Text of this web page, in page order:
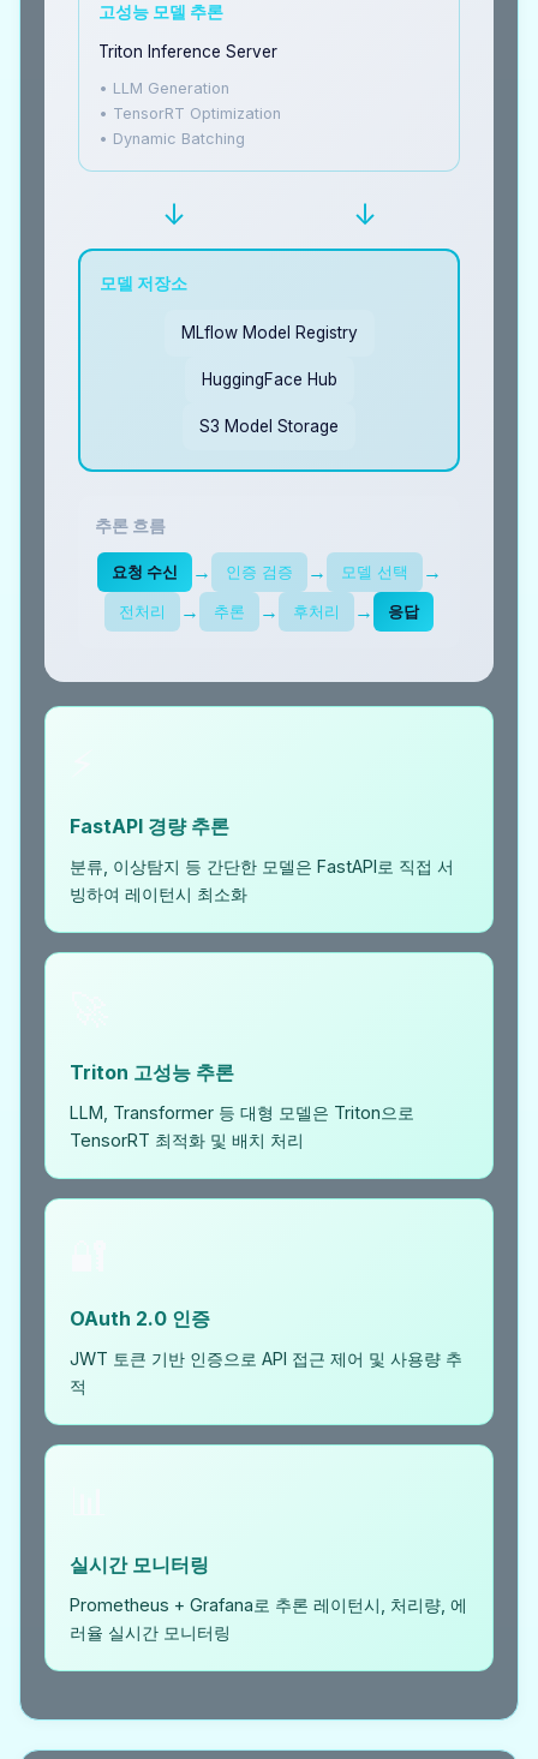
고성능 모델 추론
Triton Inference Server
• LLM Generation
• TensorRT Optimization
• Dynamic Batching
↓ ↓
모델 저장소
MLflow Model Registry
HuggingFace Hub
S3 Model Storage
추론 흐름
요청 수신 → 인증 검증 → 모델 선택 →
전처리 → 추론 → 후처리 → 응답
FastAPI 경량 추론
분류, 이상탐지 등 간단한 모델은 FastAPI로 직접 서
빙하여 레이턴시 최소화
Triton 고성능 추론
LLM, Transformer 등 대형 모델은 Triton으로
TensorRT 최적화 및 배치 처리
OAuth 2.0 인증
JWT 토큰 기반 인증으로 API 접근 제어 및 사용량 추
적
실시간 모니터링
Prometheus + Grafana로 추론 레이턴시, 처리량, 에
러율 실시간 모니터링